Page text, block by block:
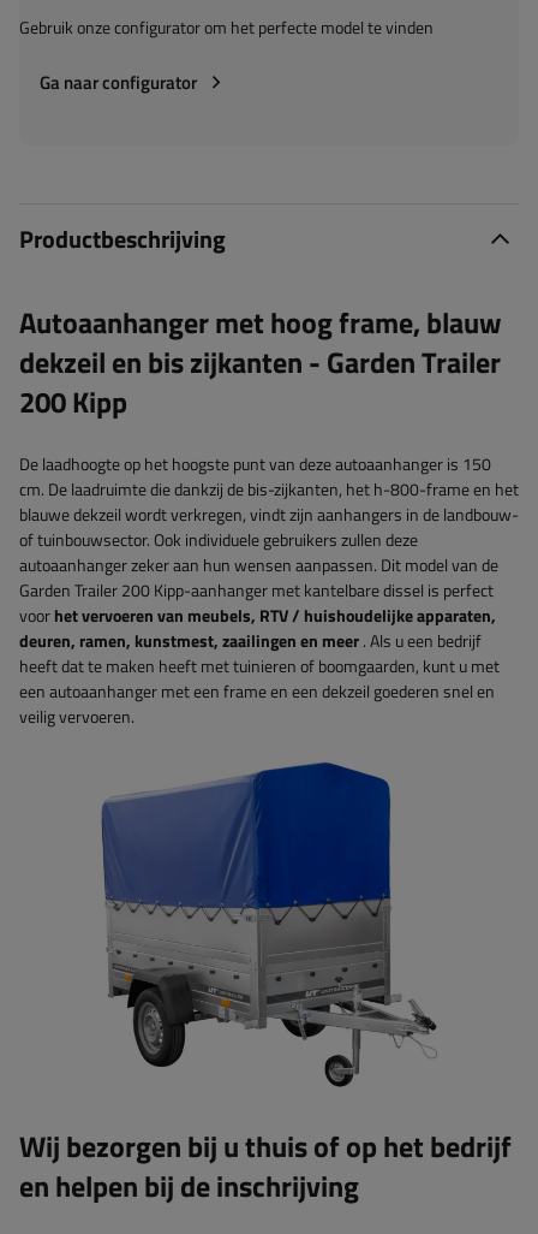
Gebruik onze configurator om het perfecte model te vinden
Ga naar configurator
Productbeschrijving
Autoaanhanger met hoog frame, blauw
dekzeil en bis zijkanten - Garden Trailer
200 Kipp
De laadhoogte op het hoogste punt van deze autoaanhanger is 150
cm. De laadruimte die dankzij de bis-zijkanten, het h-800-frame en het
blauwe dekzeil wordt verkregen, vindt zijn aanhangers in de landbouw-
of tuinbouwsector. Ook individuele gebruikers zullen deze
autoaanhanger zeker aan hun wensen aanpassen. Dit model van de
Garden Trailer 200 Kipp-aanhanger met kantelbare dissel is perfect
voorhet vervoeren van meubels, RTV / huishoudelijke apparaten,
deuren, ramen, kunstmest, zaailingen en meer. Als u een bedrijf
heeft dat te maken heeft met tuinieren of boomgaarden, kunt u met
een autoaanhanger met een frame en een dekzeil goederen snel en
veilig vervoeren.
Wij bezorgen bij u thuis of op het bedrijf
en helpen bij de inschrijving